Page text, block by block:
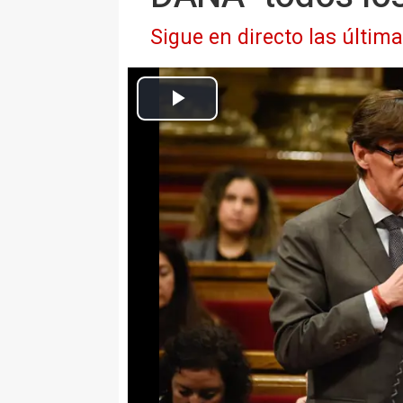
Sigue en directo las
El presidente de la Generalitat, Salvador Illa, en el pleno de la
Europa Press Catalunya
Actualizado: miércoles, 30 octubre 2024 14:22
BARCELONA 30 Oct. (EUROPA
El presidente de la Generalitat,
comunidades autónomas
tiene Catalunya en caso de que
graves consecuencias del
Lo ha dicho este miércoles en